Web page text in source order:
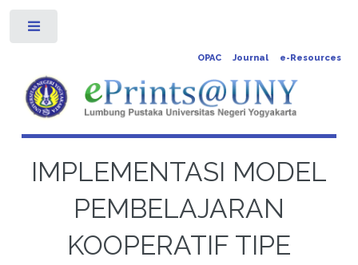
OPAC Journal e-Resources
IMPLEMENTASI MODEL
PEMBELAJARAN
KOOPERATIF TIPE